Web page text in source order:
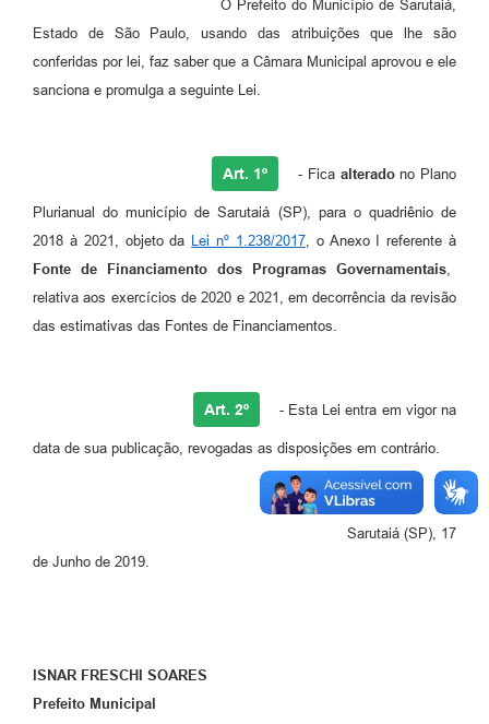
O Prefeito do Município de Sarutaiá,
Estado de São Paulo, usando das atribuições que lhe são
conferidas por lei, faz saber que a Câmara Municipal aprovou e ele
sanciona e promulga a seguinte Lei.
Art. 1º - Fica alteradono Plano
Plurianual do município de Sarutaiá (SP), para o quadriênio de
2018 à 2021, objeto da Lei nº 1.238/2017, o Anexo I referente à
Fonte de Financiamento dos Programas Governamentais,
relativa aos exercícios de 2020 e 2021, em decorrência da revisão
das estimativas das Fontes de Financiamentos.
Art. 2º - Esta Lei entra em vigor na
data de sua publicação, revogadas as disposições em contrário.
Sarutaiá (SP), 17
de Junho de 2019.
ISNAR FRESCHI SOARES
Prefeito Municipal